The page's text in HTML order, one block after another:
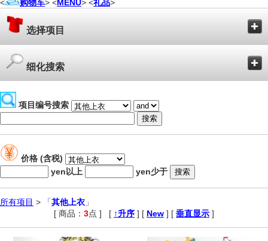
< 购物车> <MENU> <礼品>
选择项目
细化搜索
项目编号搜索
价格 (含税)
yen以上
yen少于
所有项目 > 「其他上衣 」
[ 商品： 3点 ] [ ↑升序 ] [ New ] [ 垂直显示 ]